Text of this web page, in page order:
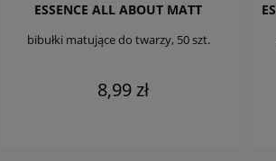
ESSENCE ALL ABOUT MATT
bibułki matujące do twarzy, 50 szt.
8,99 zł